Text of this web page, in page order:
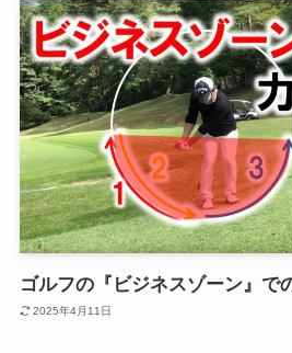
ゴルフの『ビジネスゾーン』で
2025年4月11日